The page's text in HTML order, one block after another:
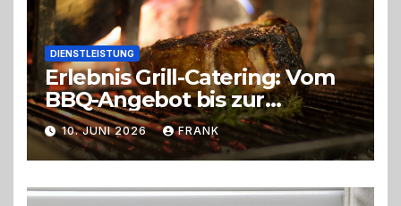
DIENSTLEISTUNG
Erlebnis Grill-Catering: Vom
BBQ-Angebot bis zur
perfekten Eventorganisation
Trend zu Outdoor-Events,
Erlebnisgastronomie und
Live-Cooking
10. JUNI 2026 FRANK